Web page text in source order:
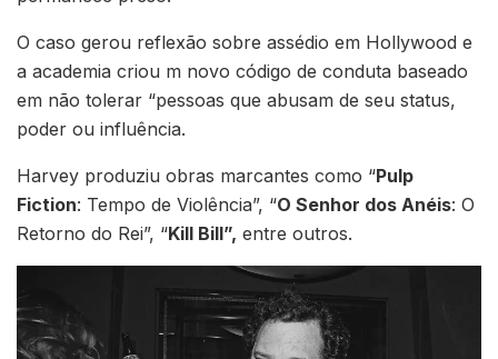
O caso gerou reflexão sobre assédio em Hollywood e
a academia criou m novo código de conduta baseado
em não tolerar “pessoas que abusam de seu status,
poder ou influência.
Harvey produziu obras marcantes como “Pulp
Fiction: Tempo de Violência”, “O Senhor dos Anéis: O
Retorno do Rei”, “Kill Bill”, entre outros.